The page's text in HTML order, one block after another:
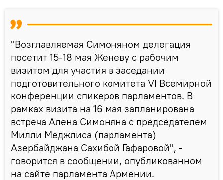
"Возглавляемая Симоняном делегация
посетит 15-18 мая Женеву с рабочим
визитом для участия в заседании
подготовительного комитета VI Всемирной
конференции спикеров парламентов. В
рамках визита на 16 мая запланирована
встреча Алена Симоняна с председателем
Милли Меджлиса (парламента)
Азербайджана Сахибой Гафаровой", -
говорится в сообщении, опубликованном
на сайте парламента Армении.